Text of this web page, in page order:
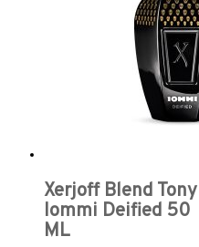
Xerjoff Blend Tony
Iommi Deified 50
ML